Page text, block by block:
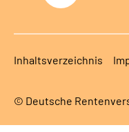
nordbayern6
Inhaltsverzeichnis
© Deutsche